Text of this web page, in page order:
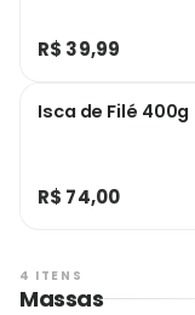
R$ 39,99
Isca de Filé 400g
R$ 74,00
4 ITENS
Massas